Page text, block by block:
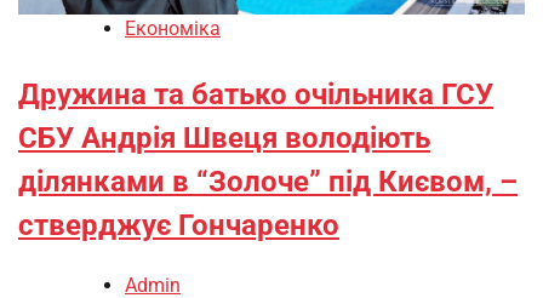
Економіка
Дружина та батько очільника ГСУ
СБУ Андрія Швеця володіють
ділянками в “Золоче” під Києвом, –
стверджує Гончаренко
Admin